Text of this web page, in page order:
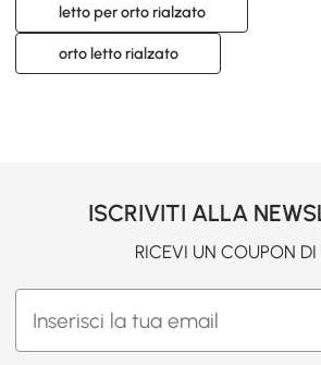
letto per orto rialzato
orto letto rialzato
ISCRIVITI ALLA
RICEVI UN COUPON DI